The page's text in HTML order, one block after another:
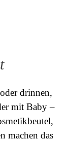
drinnen,
mit Baby –
machen das